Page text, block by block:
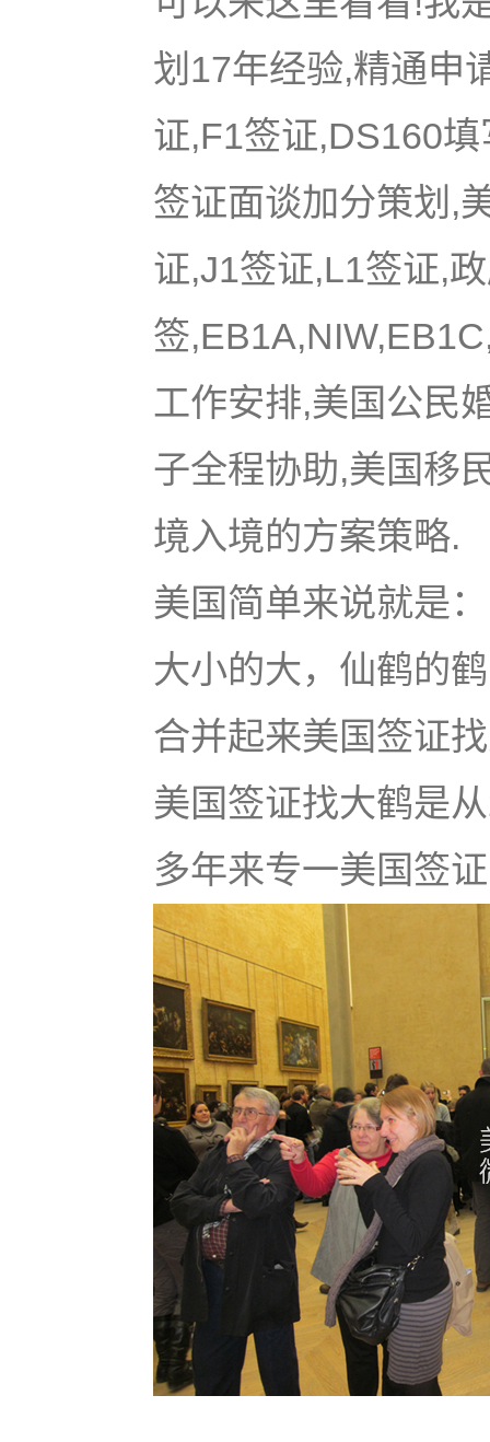
划17年经验,精通申
证,F1签证,DS160
签证面谈加分策划,
证,J1签证,L1签证,
签
工作安排,美国公民
子全程协助,美国移
境入境的方案策略.
美国简单来说就是
大小的大，仙鹤的
合并起来美国签证
美国签证找大鹤是
多年来专一美国签